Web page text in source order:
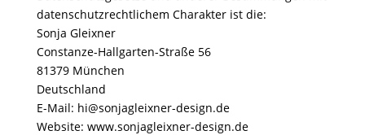
datenschutzrechtlichem Charakter ist die:
Sonja Gleixner
Constanze-Hallgarten-Straße 56
81379 München
Deutschland
E-Mail: hi@sonjagleixner-design.de
Website: www.sonjagleixner-design.de